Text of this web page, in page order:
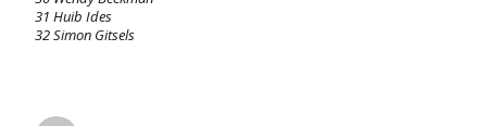
31 Huib Ides
32 Simon Gitsels